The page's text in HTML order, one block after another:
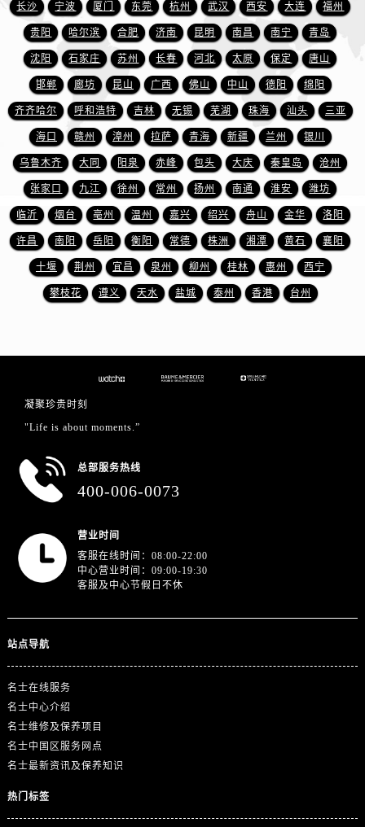
江苏省镇江市京口区中山东路名士售后服务中心（需提前预约）
江西省抚州市临川区赣东大道名士售后服务中心（需提前预约）
江西省赣州市章贡区文清路名士售后服务中心（需提前预约）
江西省吉安市吉州区井冈山大道名士售后服务中心（需提前预约）
江西省景德镇市珠山区珠山中路名士售后服务中心（需提前预约）
江西省九江市浔阳区浔阳路名士售后服务中心（需提前预约）
江西省南昌市红谷滩新区红谷中大道998号绿地双子塔（中央广场）A1座办公楼14层1407室名士售后服务中心（需提前预约）
江西省萍乡市安源区萍安北大道与康庄路交叉口名士售后服务中心（需提前预约）
江西省上饶市信州区滨江西路名士售后服务中心（需提前预约）
江西省新余市渝水区北湖西路名士售后服务中心（需提前预约）
江西省宜春市袁州区中山中路名士售后服务中心（需提前预约）
江西省鹰潭市月湖区胜利东路名士售后服务中心（需提前预约）
山东省济宁市任城区太白楼路名士售后服务中心（需提前预约）
长沙 宁波 厦门 东莞 杭州 武汉 西安 大连 福州
贵阳 哈尔滨 合肥 济南 昆明 南昌 南宁 青岛
沈阳 石家庄 苏州 长春 河北 太原 保定 唐山
邯郸 廊坊 昆山 广西 佛山 中山 德阳 绵阳
齐齐哈尔 呼和浩特 吉林 无锡 芜湖 珠海 汕头 三亚
海口 赣州 漳州 拉萨 青海 新疆 兰州 银川
乌鲁木齐 大同 阳泉 赤峰 包头 大庆 秦皇岛 沧州
张家口 九江 徐州 常州 扬州 南通 淮安 潍坊
临沂 烟台 亳州 温州 嘉兴 绍兴 舟山 金华 洛阳
许昌 南阳 岳阳 衡阳 常德 株洲 湘潭 黄石 襄阳
十堰 荆州 宜昌 泉州 柳州 桂林 惠州 西宁
攀枝花 遵义 天水 盐城 泰州 香港 台州
凝聚珍贵时刻
"Life is about moments.”
总部服务热线
400-006-0073
营业时间
客服在线时间：08:00-22:00
中心营业时间：09:00-19:30
客服及中心节假日不休
站点导航
名士在线服务
名士中心介绍
名士维修及保养项目
名士中国区服务网点
名士最新资讯及保养知识
热门标签